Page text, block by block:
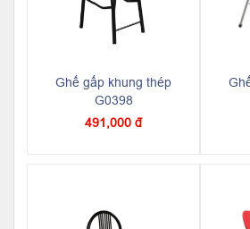
Ghế gấp khung thép
G0398
491,000 đ